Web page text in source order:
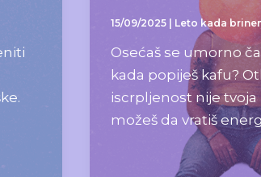
15/09/2025 | Leto kada
Osećaš se umorno
kada popiješ kafu?
iscrpljenost nije tvoja
možeš da vratiš